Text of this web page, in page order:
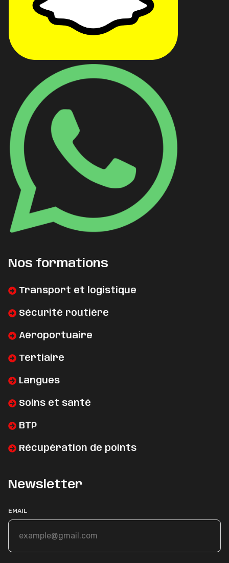
Nos formations
Transport et logistique
Sécurité routière
Aéroportuaire
Tertiaire
Langues
Soins et santé
BTP
Récupération de points
Newsletter
EMAIL